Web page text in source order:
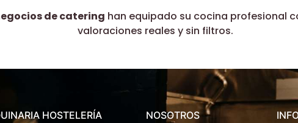
de catering han equipado su cocina profesional
valoraciones reales y sin filtros.
HOSTELERÍA NOSOTROS